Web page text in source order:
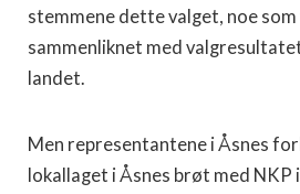
stemmene dette valget, noe
sammenliknet med
landet.
Men representantene i Åsnes
lokallaget i Åsnes brøt med